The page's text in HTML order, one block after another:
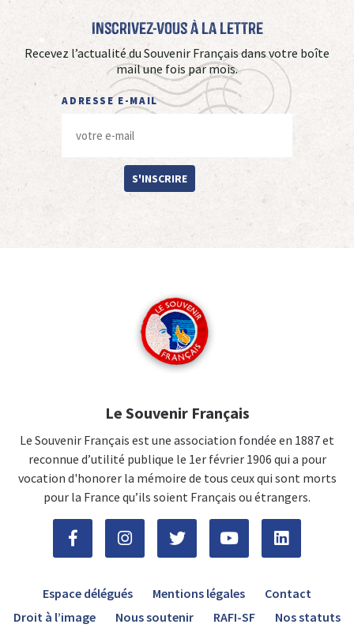
Inscrivez-vous à La Lettre
Recevez l’actualité du Souvenir Français dans votre boîte
mail une fois par mois.
ADRESSE E-MAIL
S'INSCRIRE
Le Souvenir Français
Le Souvenir Français est une association fondée en 1887 et
reconnue d’utilité publique le 1er février 1906 qui a pour
vocation d'honorer la mémoire de tous ceux qui sont morts
pour la France qu’ils soient Français ou étrangers.
Espace délégués Mentions légales
Contact
Droit à l’image
Nous soutenir RAFI-SF Nos statuts